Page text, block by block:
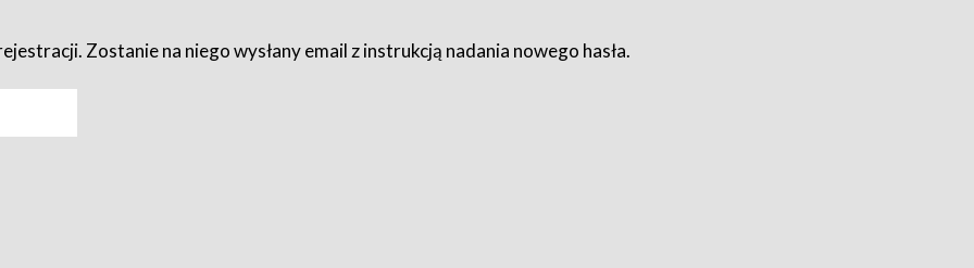
Zostanie na niego wysłany email z instrukcją nadania nowego hasła.